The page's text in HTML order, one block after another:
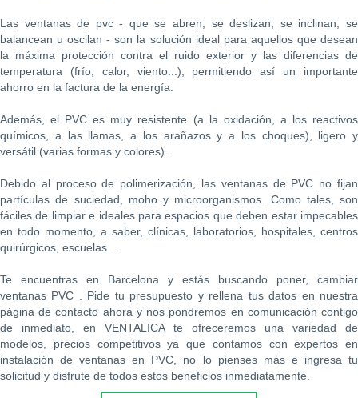
Las ventanas de pvc - que se abren, se deslizan, se inclinan, se
balancean u oscilan - son la solución ideal para aquellos que desean
la máxima protección contra el ruido exterior y las diferencias de
temperatura (frío, calor, viento...), permitiendo así un importante
ahorro en la factura de la energía.
Además, el PVC es muy resistente (a la oxidación, a los reactivos
químicos, a las llamas, a los arañazos y a los choques), ligero y
versátil (varias formas y colores).
Debido al proceso de polimerización, las ventanas de PVC no fijan
partículas de suciedad, moho y microorganismos. Como tales, son
fáciles de limpiar e ideales para espacios que deben estar impecables
en todo momento, a saber, clínicas, laboratorios, hospitales, centros
quirúrgicos, escuelas...
Te encuentras en Barcelona y estás buscando poner, cambiar
ventanas PVC . Pide tu presupuesto y rellena tus datos en nuestra
página de contacto ahora y nos pondremos en comunicación contigo
de inmediato, en VENTALICA te ofreceremos una variedad de
modelos, precios competitivos ya que contamos con expertos en
instalación de ventanas en PVC, no lo pienses más e ingresa tu
solicitud y disfrute de todos estos beneficios inmediatamente.